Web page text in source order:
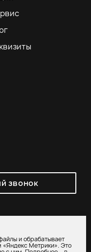
звонок
данных
и обрабатывает
«Яндекс Метрики». Это